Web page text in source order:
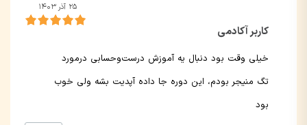
کاربر آکادمی
۲۵ آذر ۱۴۰۳
خیلی وقت بود دنبال یه آموزش درست‌وحسابی درمورد
تگ منیجر بودم، این دوره جا داده آپدیت بشه ولی خوب
بود